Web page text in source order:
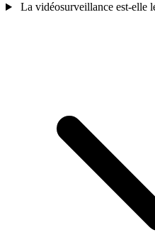
La vidéosurveillance est-elle